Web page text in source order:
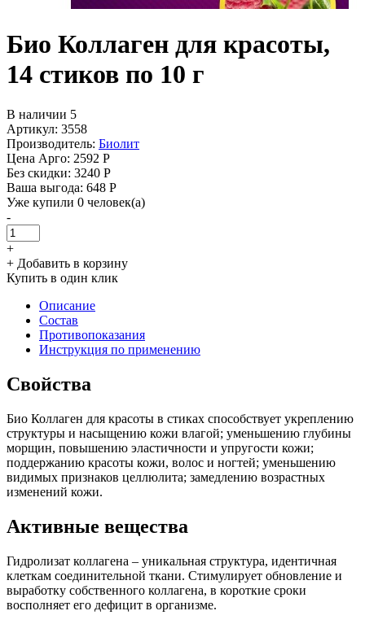
Био Коллаген для красоты,
14 стиков по 10 г
В наличии 5
Артикул: 3558
Производитель: Биолит
Цена Арго: 2592 Р
Без скидки: 3240 Р
Ваша выгода: 648 Р
Уже купили 0 человек(а)
-
+
+ Добавить в корзину
Купить в один клик
Описание
Состав
Противопоказания
Инструкция по применению
Свойства
Био Коллаген для красоты в стиках способствует укреплению
структуры и насыщению кожи влагой; уменьшению глубины
морщин, повышению эластичности и упругости кожи;
поддержанию красоты кожи, волос и ногтей; уменьшению
видимых признаков целлюлита; замедлению возрастных
изменений кожи.
Активные вещества
Гидролизат коллагена – уникальная структура, идентичная
клеткам соединительной ткани. Стимулирует обновление и
выработку собственного коллагена, в короткие сроки
восполняет его дефицит в организме.